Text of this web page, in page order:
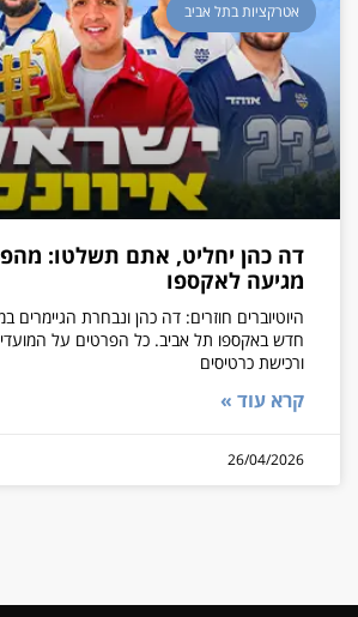
אטרקציות בתל אביב
דה כהן יחליט, אתם תשלטו:
מגיעה לאקספו
היוטיוברים חוזרים: דה כהן ונבחרת הגיימרים
חדש באקספו תל אביב. כל הפרטים על
ורכישת כרטיסים
קרא עוד »
26/04/2026